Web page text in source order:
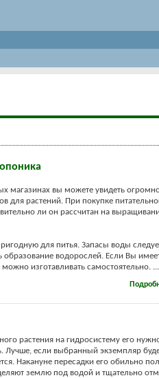
магазинах вы можете увидеть
для растений. При покупке
ли он рассчитан на
для питья. Запасы воды
водорослей. Если Вы
изготавливать самостоятельно. ...
растения на гидросистему его
Лучше, если выбранный экземпляр
Накануне пересадки его обильно
землю под водой и тщательно